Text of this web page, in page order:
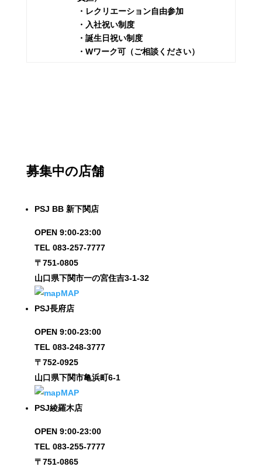
・レクリエーション自由参加
・入社祝い制度
・誕生日祝い制度
・Wワーク可（ご相談ください）
募集中の店舗
PSJ BB 新下関店
OPEN 9:00-23:00
TEL 083-257-7777
〒751-0805
山口県下関市一の宮住吉3-1-32
MAP
PSJ長府店
OPEN 9:00-23:00
TEL 083-248-3777
〒752-0925
山口県下関市亀浜町6-1
MAP
PSJ綾羅木店
OPEN 9:00-23:00
TEL 083-255-7777
〒751-0865